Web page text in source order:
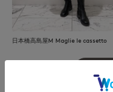
日本橋高島屋M Maglie le cassetto